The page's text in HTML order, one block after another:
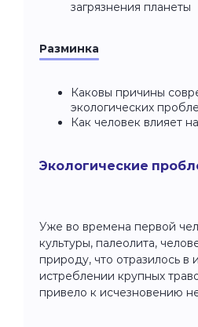
загрязнения планеты
Разминка
Каковы причины
экологических
Как человек влияет
Экологические
Уже во времена первой
культуры, палеолита,
природу, что отразилось в
истреблении крупных
привело к исчезновению